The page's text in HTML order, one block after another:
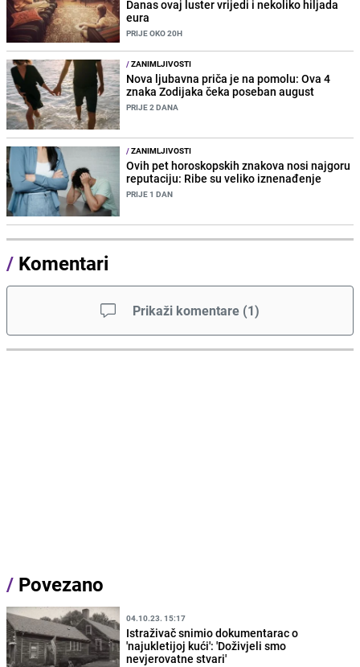
Danas ovaj luster vrijedi i nekoliko hiljada
eura
PRIJE OKO 20H
/ZANIMLJIVOSTI
Nova ljubavna priča je na pomolu: Ova 4
znaka Zodijaka čeka poseban august
PRIJE 2 DANA
/ZANIMLJIVOSTI
Ovih pet horoskopskih znakova nosi najgoru
reputaciju: Ribe su veliko iznenađenje
PRIJE 1 DAN
/ Komentari
Prikaži komentare (1)
/ Povezano
04.10.23. 15:17
Istraživač snimio dokumentarac o
'najukletijoj kući': 'Doživjeli smo
nevjerovatne stvari'